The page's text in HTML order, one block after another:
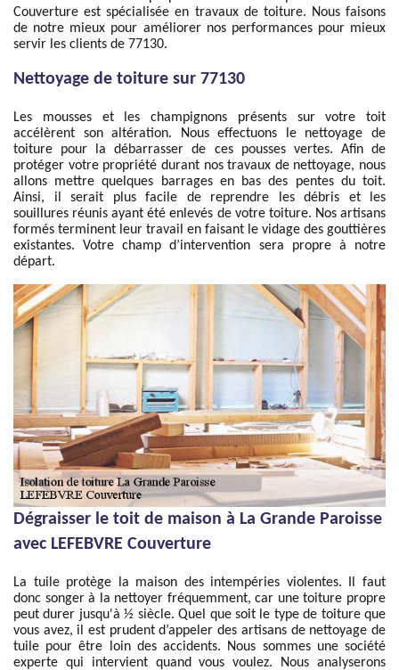
Couverture est spécialisée en travaux de toiture. Nous faisons
de notre mieux pour améliorer nos performances pour mieux
servir les clients de 77130.
Nettoyage de toiture sur 77130
Les mousses et les champignons présents sur votre toit
accélèrent son altération. Nous effectuons le nettoyage de
toiture pour la débarrasser de ces pousses vertes. Afin de
protéger votre propriété durant nos travaux de nettoyage, nous
allons mettre quelques barrages en bas des pentes du toit.
Ainsi, il serait plus facile de reprendre les débris et les
souillures réunis ayant été enlevés de votre toiture. Nos artisans
formés terminent leur travail en faisant le vidage des gouttières
existantes. Votre champ d’intervention sera propre à notre
départ.
Dégraisser le toit de maison à La Grande Paroisse
avec LEFEBVRE Couverture
La tuile protège la maison des intempéries violentes. Il faut
donc songer à la nettoyer fréquemment, car une toiture propre
peut durer jusqu'à ½ siècle. Quel que soit le type de toiture que
vous avez, il est prudent d’appeler des artisans de nettoyage de
tuile pour être loin des accidents. Nous sommes une société
experte qui intervient quand vous voulez. Nous analyserons